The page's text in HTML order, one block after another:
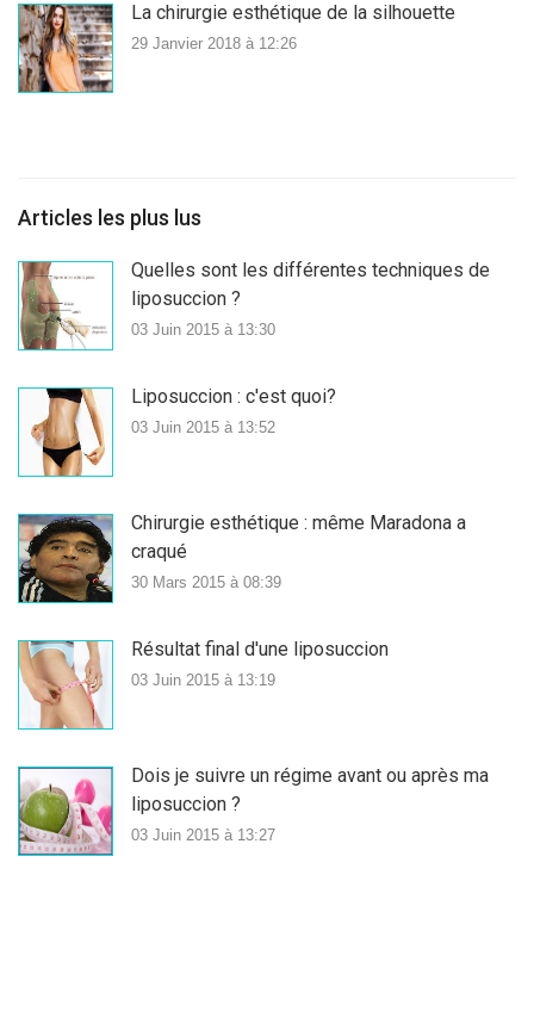
La chirurgie esthétique de la silhouette
29 Janvier 2018 à 12:26
Articles les plus lus
Quelles sont les différentes techniques de
liposuccion ?
03 Juin 2015 à 13:30
Liposuccion : c'est quoi?
03 Juin 2015 à 13:52
Chirurgie esthétique : même Maradona a
craqué
30 Mars 2015 à 08:39
Résultat final d'une liposuccion
03 Juin 2015 à 13:19
Dois je suivre un régime avant ou après ma
liposuccion ?
03 Juin 2015 à 13:27